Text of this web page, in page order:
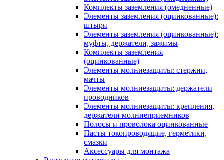
Комплекты заземления (омедненные)
Элементы заземления (оцинкованные):
штыри
Элементы заземления (оцинкованные):
муфты, держатели, зажимы
Комплекты заземления
(оцинкованные)
Элементы молниезащиты: стержни,
мачты
Элементы молниезащиты: держатели
проводников
Элементы молниезащиты: крепления,
держатели молниеприемников
Полосы и проволока оцинкованные
Пасты токопроводящие, герметики,
смазки
Аксессуары для монтажа